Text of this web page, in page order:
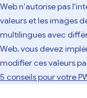
Web n'autorise pas
valeurs et les images
multilingues avec
Web, vous devez
modifier ces valeurs
5 conseils pour votre